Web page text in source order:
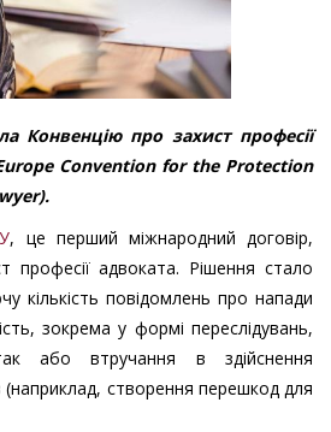
Конвенцію про захист професії
Convention for the Protection
, це перший міжнародний договір,
професії адвоката. Рішення стало
кількість повідомлень про напади
зокрема у формі переслідувань,
або втручання в здійснення
(наприклад, створення перешкод для